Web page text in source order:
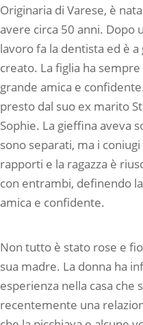
Originaria di Varese, è
avere circa 50 anni. Dopo
lavoro fa la dentista ed è
creato. La figlia ha
grande amica e
presto dal suo ex marito
Sophie. La gieffina aveva
sono separati, ma i
rapporti e la ragazza è
con entrambi, definendo
amica e confidente.
Non tutto è stato rose e
sua madre. La donna ha
esperienza nella casa che
recentemente una